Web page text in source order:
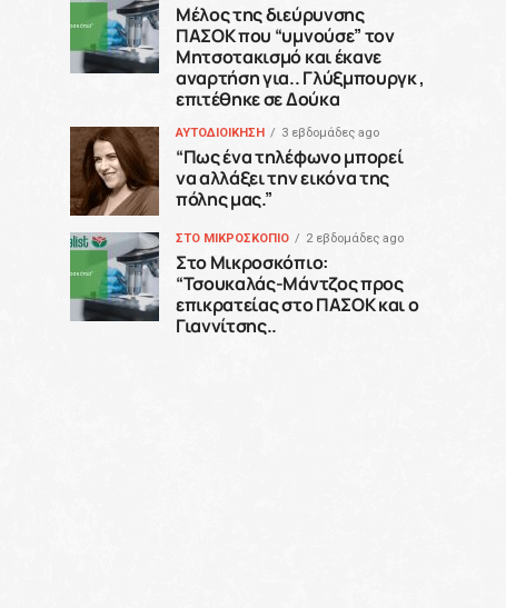
Μέλος της διεύρυνσης
ΠΑΣΟΚ που “υμνούσε” τον
Μητσοτακισμό και έκανε
αναρτήση για.. Γλύξμπουργκ ,
επιτέθηκε σε Δούκα
ΑΥΤΟΔΙΟΙΚΗΣΗ 3 εβδομάδες ago
“Πως ένα τηλέφωνο μπορεί
να αλλάξει την εικόνα της
πόλης μας.”
ΣΤΟ ΜΙΚΡΟΣΚΟΠΙΟ 2 εβδομάδες ago
Στο Μικροσκόπιο:
“Τσουκαλάς-Μάντζος προς
επικρατείας στο ΠΑΣΟΚ και ο
Γιαννίτσης..